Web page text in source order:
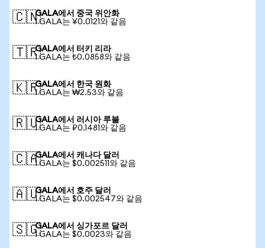
🇨🇳GALA에서 중국 위안화
1 GALA는 ¥0.0121와 같음
🇹🇷GALA에서 터키 리라
1 GALA는 ₺0.0858와 같음
🇰🇷GALA에서 한국 원화
1 GALA는 ₩2.53와 같음
🇷🇺GALA에서 러시아 루블
1 GALA는 ₽0.1481와 같음
🇨🇦GALA에서 캐나다 달러
1 GALA는 $0.002511와 같음
🇦🇺GALA에서 호주 달러
1 GALA는 $0.002547와 같음
🇸🇬GALA에서 싱가포르 달러
1 GALA는 $0.0023와 같음